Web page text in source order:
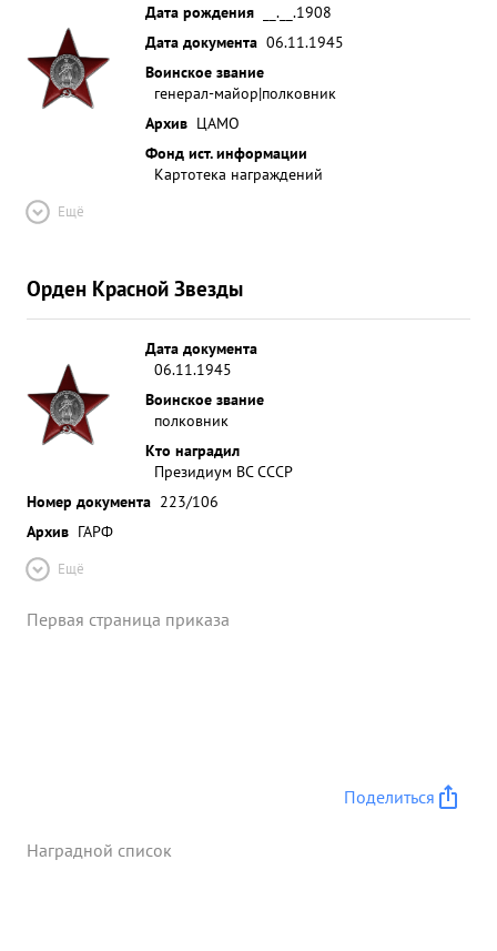
Дата рождения
__.__.1908
Дата документа 06.11.1945
Воинское звание
генерал-майор|полковник
Архив ЦАМО
Фонд ист. информации
Картотека награждений
Ещё
Орден Красной Звезды
Дата документа
06.11.1945
Воинское звание
полковник
Кто наградил
Президиум ВС СССР
Номер документа 223/106
Архив ГАРФ
Ещё
Первая страница приказа
Поделиться
Наградной список